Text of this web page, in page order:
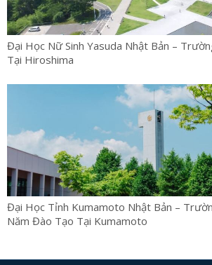
Đại Học Nữ Sinh Yasuda Nhật Bản –
Tại Hiroshima
Đại Học Tỉnh Kumamoto Nhật Bản –
Năm Đào Tạo Tại Kumamoto